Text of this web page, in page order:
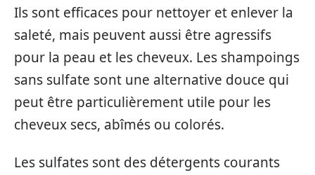
Ils sont efficaces pour nettoyer et enlever la
saleté, mais peuvent aussi être agressifs
pour la peau et les cheveux. Les shampoings
sans sulfate sont une alternative douce qui
peut être particulièrement utile pour les
cheveux secs, abîmés ou colorés.
Les sulfates sont des détergents courants